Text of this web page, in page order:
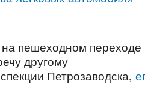
пешеходном переходе
другому
Петрозаводска,